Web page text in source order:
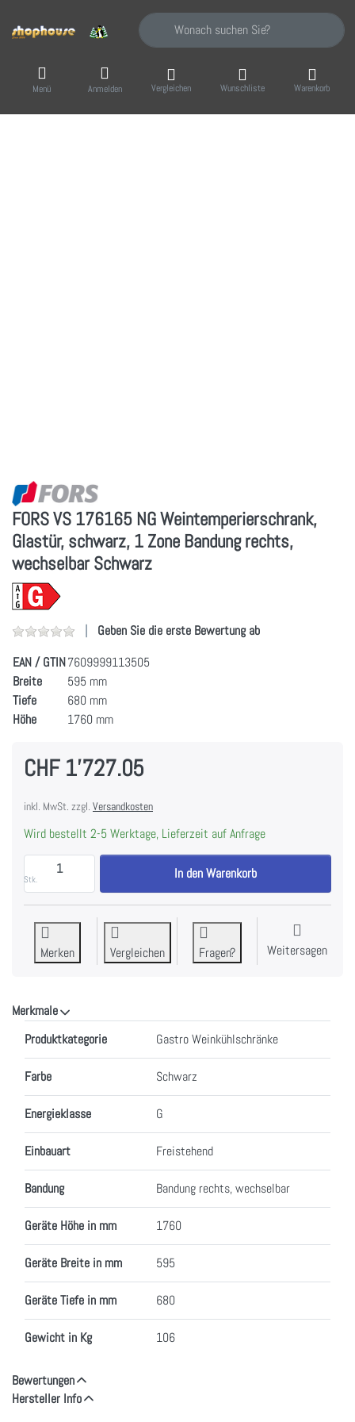
Geben Sie einen Suchbegriff ein. Während
Menü Anmelden Vergleichen Wunschliste Warenkorb
FORS VS 176165 NG Weintemperierschrank,
Glastür, schwarz, 1 Zone Bandung rechts,
wechselbar Schwarz
Geben Sie die erste Bewertung ab
EAN / GTIN7609999113505
Breite
595 mm
Tiefe
680 mm
Höhe
1760 mm
CHF 1'727.05
inkl. MwSt. zzgl. Versandkosten
Wird bestellt 2-5 Werktage, Lieferzeit auf Anfrage
Stk.
FORS VS 176165 NG Weintemperierschrank,
In den Warenkorb
Merken Vergleichen Fragen? Weitersagen
Merkmale
Produktkategorie Gastro Weinkühlschränke
Farbe Schwarz
Energieklasse G
Einbauart Freistehend
Bandung Bandung rechts, wechselbar
Geräte Höhe in mm 1760
Geräte Breite in mm 595
Geräte Tiefe in mm 680
Gewicht in Kg 106
Bewertungen
Hersteller Info